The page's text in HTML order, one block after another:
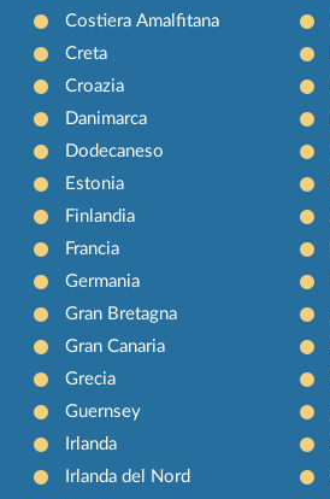
Costiera Amalfitana
Creta
Croazia
Danimarca
Dodecaneso
Estonia
Finlandia
Francia
Germania
Gran Bretagna
Gran Canaria
Grecia
Guernsey
Irlanda
Irlanda del Nord